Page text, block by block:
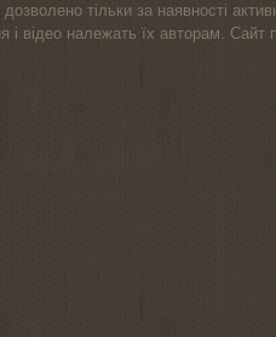
тільки за наявності
і відео належать їх авторам.